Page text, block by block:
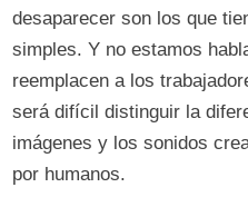
desaparecer son los que
simples. Y no estamos
reemplacen a los
será difícil distinguir la
imágenes y los sonidos
por humanos.